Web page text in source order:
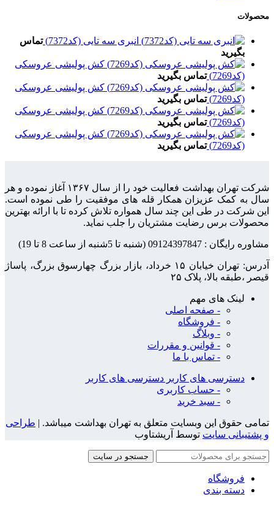
محصولات
انبری سه تایی (کد7372)
تماس
بگیرید
کش پولیشی عروسکی
(کد7269)
تماس بگیرید
کش پولیشی عروسکی
(کد7269)
تماس بگیرید
کش پولیشی عروسکی
(کد7269)
تماس بگیرید
کش پولیشی عروسکی
(کد7269)
تماس بگیرید
شرکت تهران بهداشت فعالیت خود را از سال ۱۳۶۷ آغاز نموده و هر
سال به کمک عزیزان همکار قله های موفقیت را طی نموده است.
این شرکت در طی این چند سال همواره تلاش کرده تا با ارائه بهترین
محصولات برس رضایت مشتریان را جلب نماید.
مشاوره رایگان : 09124397847 (شنبه تا 5شنبه از ساعت 8 تا 19)
قیصر ،طبقه بالا، پلاک ۲۵
لینک های مهم
- صفحه اصلی
- فروشگاه
- وبلاگ
- قوانین و مقررات
- تماس با ما
دسترسی های کاربر دسترسی های کاربر
- حساب کاربری
- سبد خرید
تمامی حقوق این وبسایت متعلق به تهران بهداشت میباشد. | طراحی
و پشتیبانی سایت توسط آریشتاوب
جستجو در سایت
فروشگاه
دسته بندی